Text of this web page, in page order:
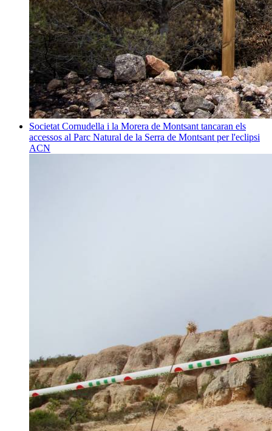
Societat Cornudella i la Morera de Montsant tancaran els
accessos al Parc Natural de la Serra de Montsant per l'eclipsi
ACN